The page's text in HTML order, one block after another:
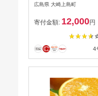
機JAS認証 有機
果物 フルーツ ギ
無料 産地直送
広島県 大崎上島町
寄付金額: 12,000円
4